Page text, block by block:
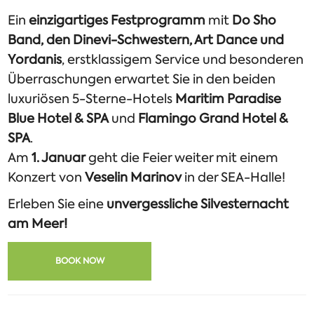
Eineinzigartiges Festprogramm mit Do Sho
Band, den Dinevi-Schwestern, Art Dance und
Yordanis, erstklassigem Service und besonderen
Überraschungen erwartet Sie in den beiden
luxuriösen 5-Sterne-Hotels Maritim Paradise
Blue Hotel & SPAund Flamingo Grand Hotel &
SPA.
Am1. Januargeht die Feier weiter mit einem
Konzert vonVeselin Marinovin der SEA-Halle!
Erleben Sie eine unvergessliche Silvesternacht
am Meer!
BOOK NOW